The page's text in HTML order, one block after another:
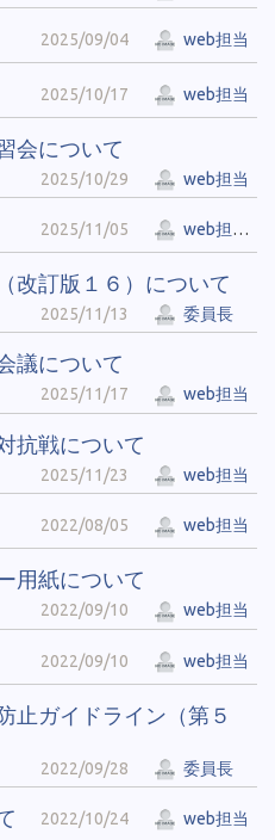
2025/09/04 web担当
2025/10/17 web担当
会について
2025/10/29 web担当
2025/11/05 web担当２
改訂版１６）について
2025/11/13 委員長
議について
2025/11/17 web担当
抗戦について
2025/11/23 web担当
2022/08/05 web担当
用紙について
2022/09/10 web担当
2022/09/10 web担当
止ガイドライン（第５
2022/09/28 委員長
2022/10/24 web担当